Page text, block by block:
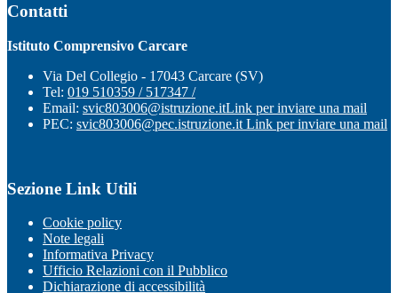
Contatti
Istituto Comprensivo Carcare
Via Del Collegio - 17043 Carcare (SV)
Tel: 019 510359 / 517347 /
Email: svic803006@istruzione.itLink per inviare una mail
PEC: svic803006@pec.istruzione.it Link per inviare una mail
Sezione Link Utili
Cookie policy
Note legali
Informativa Privacy
Ufficio Relazioni con il Pubblico
Dichiarazione di accessibilità